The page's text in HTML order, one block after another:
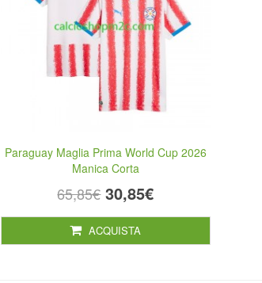
Paraguay Maglia Prima World Cup 2026
Manica Corta
65,85€ 30,85€
ACQUISTA